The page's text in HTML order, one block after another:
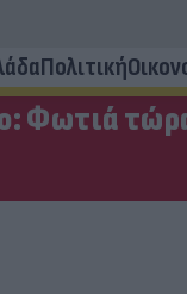
Πολιτική
Φωτιά